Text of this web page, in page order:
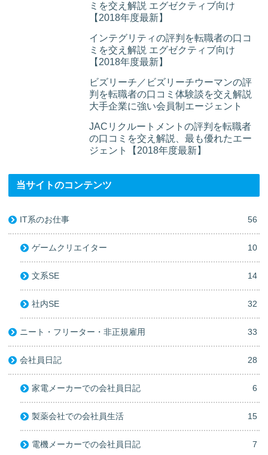
ミを交え解説 エグゼクティブ向け
【2018年度最新】
インテグリティの評判を転職者の口コ
ミを交え解説 エグゼクティブ向け
【2018年度最新】
ビズリーチ／ビズリーチウーマンの評
判を転職者の口コミ体験談を交え解説
大手企業に強い会員制エージェント
JACリクルートメントの評判を転職者
の口コミを交え解説、最も優れたエー
ジェント【2018年度最新】
当サイトのコンテンツ
IT系のお仕事 56
ゲームクリエイター 10
文系SE 14
社内SE 32
ニート・フリーター・非正規雇用 33
会社員日記 28
家電メーカーでの会社員日記 6
製薬会社での会社員生活 15
電機メーカーでの会社員日記 7